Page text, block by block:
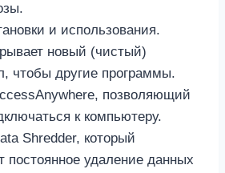
и использования.
новый (чистый)
чтобы другие программы.
позволяющий
к компьютеру.
Shredder, который
постоянное удаление данных